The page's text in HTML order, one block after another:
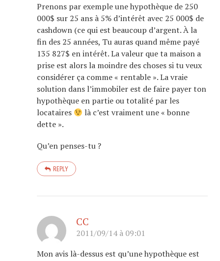
Prenons par exemple une hypothèque de 250
000$ sur 25 ans à 5% d’intérêt avec 25 000$ de
cashdown (ce qui est beaucoup d’argent. À la
fin des 25 années, Tu auras quand même payé
135 827$ en intérêt. La valeur que ta maison a
prise est alors la moindre des choses si tu veux
considérer ça comme « rentable ». La vraie
solution dans l’immobiler est de faire payer ton
hypothèque en partie ou totalité par les
locataires
là c’est vraiment une « bonne
dette ».
Qu’en penses-tu ?
REPLY
CC
2011/09/14 à 09:01
Mon avis là-dessus est qu’une hypothèque est